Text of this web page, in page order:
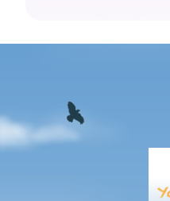
15. 我應該在甚麼時候提交
申索陳述書或原訴傳票上嗎？
如何就民事訴訟作出抗辯
2. 作為被告人，我應否就